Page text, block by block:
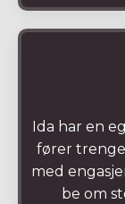
Ida har en
fører
med
be om